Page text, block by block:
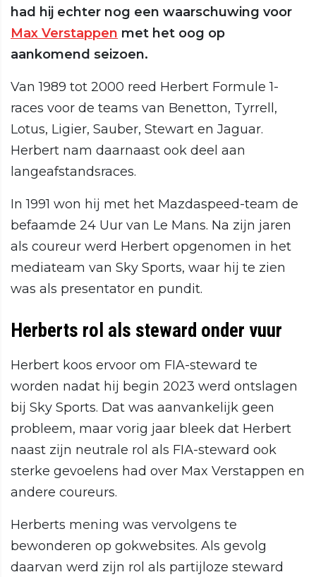
had hij echter nog een waarschuwing voor
Max Verstappen met het oog op
aankomend seizoen.
Van 1989 tot 2000 reed Herbert Formule 1-
races voor de teams van Benetton, Tyrrell,
Lotus, Ligier, Sauber, Stewart en Jaguar.
Herbert nam daarnaast ook deel aan
langeafstandsraces.
In 1991 won hij met het Mazdaspeed-team de
befaamde 24 Uur van Le Mans. Na zijn jaren
als coureur werd Herbert opgenomen in het
mediateam van Sky Sports, waar hij te zien
was als presentator en pundit.
Herberts rol als steward onder vuur
Herbert koos ervoor om FIA-steward te
worden nadat hij begin 2023 werd ontslagen
bij Sky Sports. Dat was aanvankelijk geen
probleem, maar vorig jaar bleek dat Herbert
naast zijn neutrale rol als FIA-steward ook
sterke gevoelens had over Max Verstappen en
andere coureurs.
Herberts mening was vervolgens te
bewonderen op gokwebsites. Als gevolg
daarvan werd zijn rol als partijloze steward